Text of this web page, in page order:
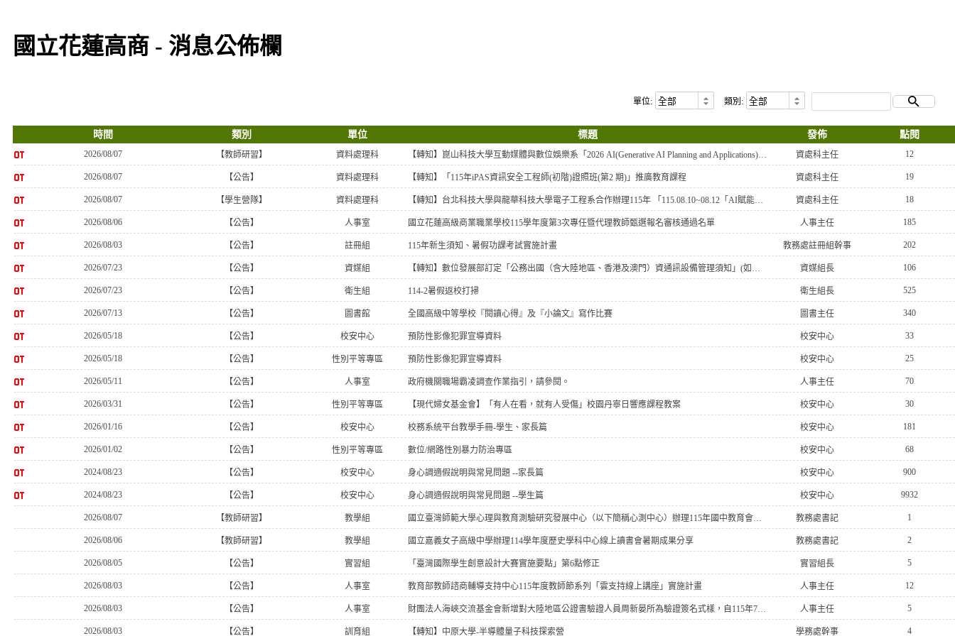
國立花蓮高商 - 消息公佈欄
單位: 類別:
時間 類別 單位 標題 發佈 點閱
2026/08/07 【教師研習】 資料處理科 【轉知】崑山科技大學互動媒體與數位娛樂系「2026 AI(Generative AI Planning and Applications)國際證照教師研習 營」 資處科主任 12
2026/08/07 【公告】 資料處理科 【轉知】「115年iPAS資訊安全工程師(初階)證照班(第2 期)」推廣教育課程 資處科主任 19
2026/08/07 【學生營隊】 資料處理科 【轉知】台北科技大學與龍華科技大學電子工程系合作辦理115年 「115.08.10~08.12「AI賦能應用於智慧半導體研習營」 課程資訊 資處科主任 18
2026/08/06 【公告】 人事室 國立花蓮高級商業職業學校115學年度第3次專任暨代理教師甄選報名審核通過名單 人事主任 185
2026/08/03 【公告】 註冊組 115年新生須知、暑假功課考試實施計畫 教務處註冊組幹事 202
2026/07/23 【公告】 資媒組 【轉知】數位發展部訂定「公務出國（含大陸地區、香港及澳門）資通訊設備管理須知」(如附件)，請查照。 資媒組長 106
2026/07/23 【公告】 衛生組 114-2暑假返校打掃 衛生組長 525
2026/07/13 【公告】 圖書館 全國高級中等學校『閱讀心得』及『小論文』寫作比賽 圖書主任 340
2026/05/18 【公告】 校安中心 預防性影像犯罪宣導資料 校安中心 33
2026/05/18 【公告】 性別平等專區 預防性影像犯罪宣導資料 校安中心 25
2026/05/11 【公告】 人事室 政府機關職場霸凌調查作業指引，請參閱。 人事主任 70
2026/03/31 【公告】 性別平等專區 【現代婦女基金會】「有人在看，就有人受傷」校園丹寧日響應課程教案 校安中心 30
2026/01/16 【公告】 校安中心 校務系統平台教學手冊-學生、家長篇 校安中心 181
2026/01/02 【公告】 性別平等專區 數位/網路性別暴力防治專區 校安中心 68
2024/08/23 【公告】 校安中心 身心調適假說明與常見問題 --家長篇 校安中心 900
2024/08/23 【公告】 校安中心 身心調適假說明與常見問題 --學生篇 校安中心 9932
2026/08/07 【教師研習】 教學組 國立臺灣師範大學心理與教育測驗研究發展中心（以下簡稱心測中心）辦理115年國中教育會考命題研習會 教務處書記 1
2026/08/06 【教師研習】 教學組 國立嘉義女子高級中學辦理114學年度歷史學科中心線上讀書會暑期成果分享 教務處書記 2
2026/08/05 【公告】 實習組 「臺灣國際學生創意設計大賽實施要點」第6點修正 實習組長 5
2026/08/03 【公告】 人事室 教育部教師諮商輔導支持中心115年度教師節系列「雲支持線上講座」實施計畫 人事主任 12
2026/08/03 【公告】 人事室 財團法人海峽交流基金會新增對大陸地區公證書驗證人員周新晏所為驗證簽名式樣，自115年7月15日啟用生效 人事主任 5
2026/08/03 【公告】 訓育組 【轉知】中原大學-半導體量子科技探索營 學務處幹事 4